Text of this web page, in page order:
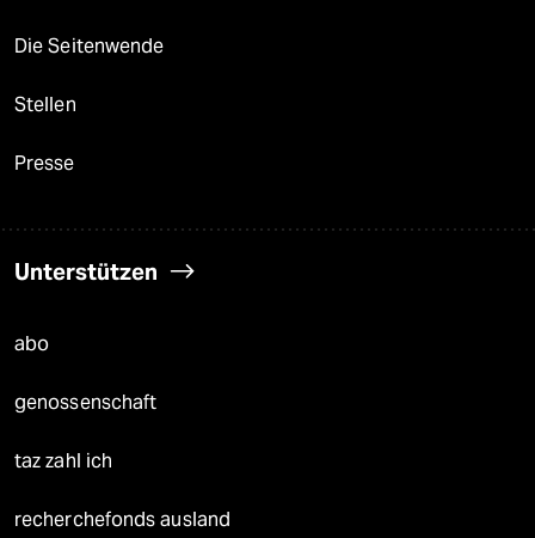
Die Seitenwende
Stellen
Presse
Unterstützen
abo
genossenschaft
taz zahl ich
recherchefonds ausland